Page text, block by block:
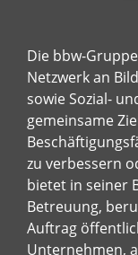
Die bbw-
Netzwerk an
sowie Sozial-
gemeinsame
zu verbessern
bietet in seiner
Betreuung,
Auftrag
Unternehmen,